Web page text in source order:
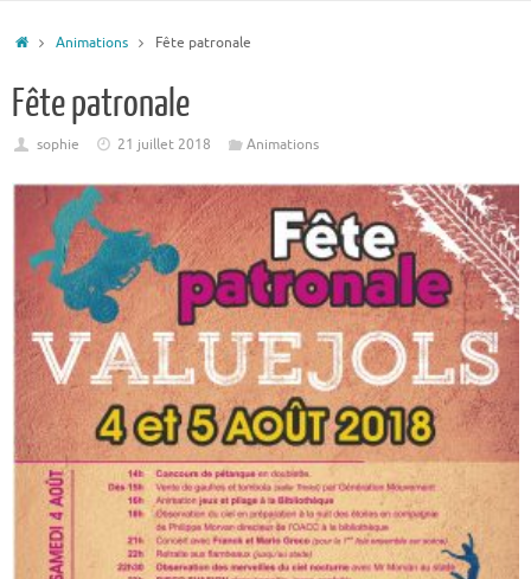
Animations Fête patronale
Fête patronale
sophie 21 juillet 2018 Animations